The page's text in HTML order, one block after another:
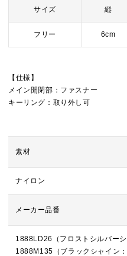
サイズ 縦
フリー 6cm
【仕様】
メイン開閉部：ファスナー
キーリング：取り外し可
素材
ナイロン
メーカー品番
1888LD26（フロストシルバーシ
1888M135（ブラックシャイン：